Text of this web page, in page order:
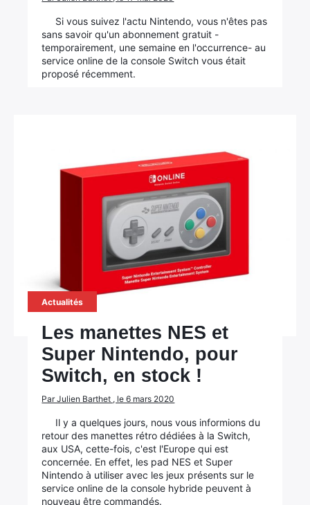
Si vous suivez l'actu Nintendo, vous n'êtes pas
sans savoir qu'un abonnement gratuit -
temporairement, une semaine en l'occurrence- au
service online de la console Switch vous était
proposé récemment.
Actualités
Les manettes NES et
Super Nintendo, pour
Switch, en stock !
Par Julien Barthet , le 6 mars 2020
Il y a quelques jours, nous vous informions du
retour des manettes rétro dédiées à la Switch,
aux USA, cette-fois, c'est l'Europe qui est
concernée. En effet, les pad NES et Super
Nintendo à utiliser avec les jeux présents sur le
service online de la console hybride peuvent à
nouveau être commandés.